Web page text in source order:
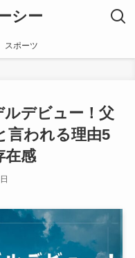
シー
スポーツ
デビュー！父
言われる理由5
在感